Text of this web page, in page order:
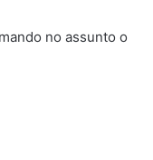
no assunto o